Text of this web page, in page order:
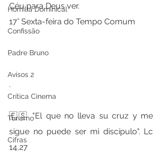
Homilia Dominical
Confissão
Padre Bruno
Avisos 2
Crítica Cinema
Turismo
Cifras
Céu para Deus ver.
17° Sexta-feira do Tempo Comum
.
.
🇪🇸 "El que no lleva su cruz y me
sigue no puede ser mi discípulo". Lc
14,27